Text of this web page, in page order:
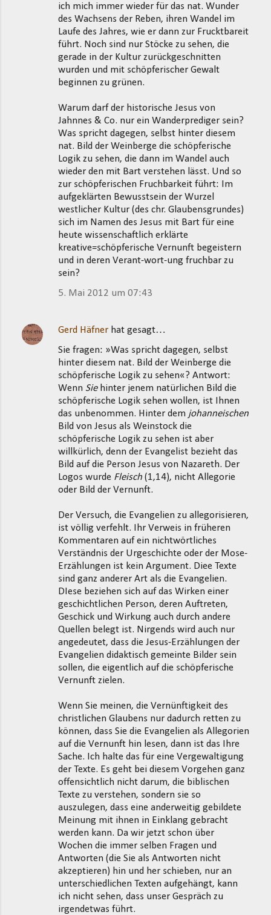
ich mich immer wieder für das nat. Wunder
des Wachsens der Reben, ihren Wandel im
Laufe des Jahres, wie er dann zur Frucktbareit
führt. Noch sind nur Stöcke zu sehen, die
gerade in der Kultur zurückgeschnitten
wurden und mit schöpferischer Gewalt
beginnen zu grünen.
Warum darf der historische Jesus von
Jahnnes & Co. nur ein Wanderprediger sein?
Was spricht dagegen, selbst hinter diesem
nat. Bild der Weinberge die schöpferische
Logik zu sehen, die dann im Wandel auch
wieder den mit Bart verstehen lässt. Und so
zur schöpferischen Fruchbarkeit führt: Im
aufgeklärten Bewusstsein der Wurzel
westlicher Kultur (des chr. Glaubensgrundes)
sich im Namen des Jesus mit Bart für eine
heute wissenschaftlich erklärte
kreative=schöpferische Vernunft begeistern
und in deren Verant-wort-ung fruchbar zu
sein?
5. Mai 2012 um 07:43
Gerd Häfner hat gesagt…
Sie fragen: »Was spricht dagegen, selbst
hinter diesem nat. Bild der Weinberge die
schöpferische Logik zu sehen«? Antwort:
Wenn Siehinter jenem natürlichen Bild die
schöpferische Logik sehen wollen, ist Ihnen
das unbenommen. Hinter dem johanneischen
Bild von Jesus als Weinstock die
schöpferische Logik zu sehen ist aber
willkürlich, denn der Evangelist bezieht das
Bild auf die Person Jesus von Nazareth. Der
Logos wurde Fleisch (1,14), nicht Allegorie
oder Bild der Vernunft.
Der Versuch, die Evangelien zu allegorisieren,
ist völlig verfehlt. Ihr Verweis in früheren
Kommentaren auf ein nichtwörtliches
Verständnis der Urgeschichte oder der Mose-
Erzählungen ist kein Argument. Diee Texte
sind ganz anderer Art als die Evangelien.
DIese beziehen sich auf das Wirken einer
geschichtlichen Person, deren Auftreten,
Geschick und Wirkung auch durch andere
Quellen belegt ist. Nirgends wird auch nur
angedeutet, dass die Jesus-Erzählungen der
Evangelien didaktisch gemeinte Bilder sein
sollen, die eigentlich auf die schöpferische
Vernunft zielen.
Wenn Sie meinen, die Vernünftigkeit des
christlichen Glaubens nur dadurch retten zu
können, dass Sie die Evangelien als Allegorien
auf die Vernunft hin lesen, dann ist das Ihre
Sache. Ich halte das für eine Vergewaltigung
der Texte. Es geht bei diesem Vorgehen ganz
offensichtlich nicht darum, die biblischen
Texte zu verstehen, sondern sie so
auszulegen, dass eine anderweitig gebildete
Meinung mit ihnen in Einklang gebracht
werden kann. Da wir jetzt schon über
Wochen die immer selben Fragen und
Antworten (die Sie als Antworten nicht
akzeptieren) hin und her schieben, nur an
unterschiedlichen Texten aufgehängt, kann
ich nicht sehen, dass unser Gespräch zu
irgendetwas führt.